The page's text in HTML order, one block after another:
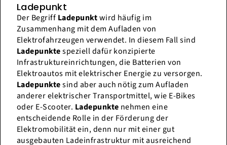
Ladepunkt
Der Begriff Ladepunktwird häufig im
Zusammenhang mit dem Aufladen von
Elektrofahrzeugen verwendet. In diesem Fall sind
Ladepunktespeziell dafür konzipierte
Infrastruktureinrichtungen, die Batterien von
Elektroautos mit elektrischer Energie zu versorgen.
Ladepunktesind aber auch nötig zum Aufladen
anderer elektrischer Transportmittel, wie E-Bikes
oder E-Scooter. Ladepunkte nehmen eine
entscheidende Rolle in der Förderung der
Elektromobilität ein, denn nur mit einer gut
ausgebauten Ladeinfrastruktur mit ausreichend